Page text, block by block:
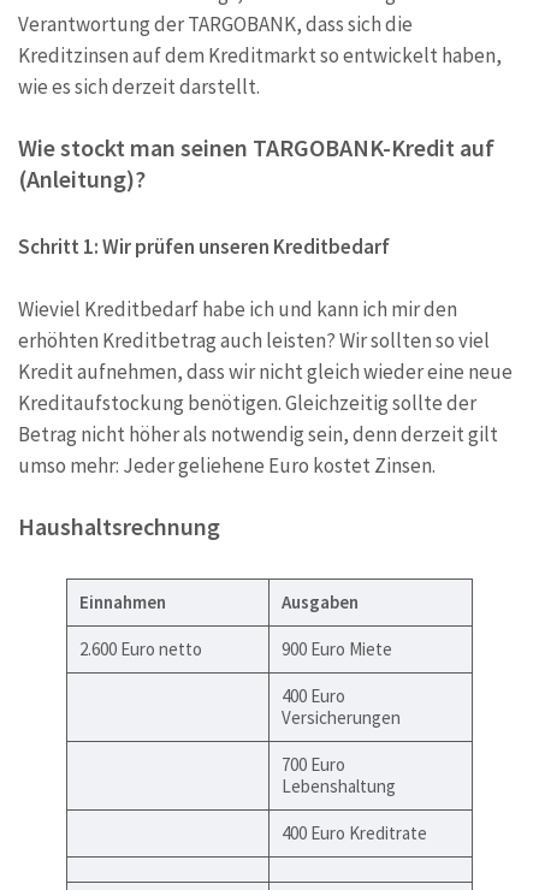
Verantwortung der TARGOBANK, dass sich die
Kreditzinsen auf dem Kreditmarkt so entwickelt haben,
wie es sich derzeit darstellt.
Wie stockt man seinen TARGOBANK-Kredit auf
(Anleitung)?
Schritt 1: Wir prüfen unseren Kreditbedarf
Wieviel Kreditbedarf habe ich und kann ich mir den
erhöhten Kreditbetrag auch leisten? Wir sollten so viel
Kredit aufnehmen, dass wir nicht gleich wieder eine neue
Kreditaufstockung benötigen. Gleichzeitig sollte der
Betrag nicht höher als notwendig sein, denn derzeit gilt
umso mehr: Jeder geliehene Euro kostet Zinsen.
Haushaltsrechnung
Einnahmen Ausgaben
2.600 Euro netto 900 Euro Miete
400 Euro
Versicherungen
700 Euro
Lebenshaltung
400 Euro Kreditrate